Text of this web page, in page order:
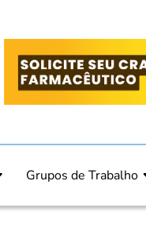
Grupos de Trabalho